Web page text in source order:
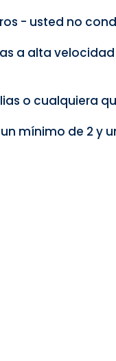
- usted no
a alta
o cualquiera
mínimo de 2 y